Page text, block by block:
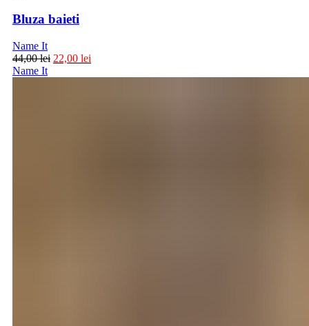
Bluza baieti
Name It
44,00lei 22,00 lei
Name It